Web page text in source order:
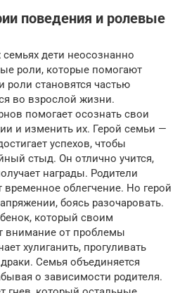
поведения и ролевые
дети неосознанно
роли, которые помогают
роли становятся частью
во взрослой жизни.
помогает осознать свои
и изменить их. Герой семьи —
успехов, чтобы
стыд. Он отлично учится,
награды. Родители
временное облегчение. Но герой
боясь разочаровать.
который своим
внимание от проблемы
хулиганить, прогуливать
Семья объединяется
о зависимости родителя.